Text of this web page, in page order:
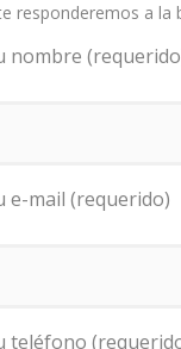
responderemos a la
nombre
e-mail (requerido)
teléfono